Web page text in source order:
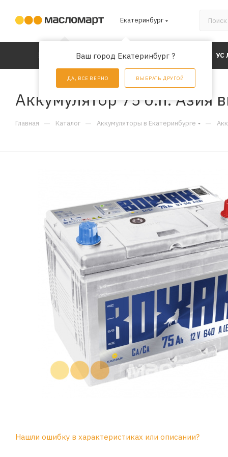
Екатеринбург
Ваш город Екатеринбург ?
ДА, ВСЕ ВЕРНО ВЫБРАТЬ ДРУГОЙ
КАТАЛОГ АКЦИИ
Аккумулятор 75 о.п.
Главная — Каталог — Аккумуляторы в Екатеринбурге —
Нашли ошибку в характеристиках или описании?